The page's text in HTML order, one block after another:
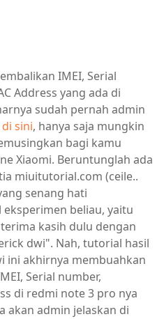
IMEI, Serial
Address yang ada di
sudah pernah admin
di sini, hanya saja mungkin
bagi kamu
Xiaomi. Beruntunglah ada
miuitutorial.com (ceile..
senang hati
beliau, yaitu
kasih dulu dengan
dwi". Nah, tutorial hasil
ini akhirnya membuahkan
Serial number,
di redmi note 3 pro nya
akan admin jelaskan di